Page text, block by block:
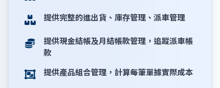
提供完整的進出貨、庫存管理、派車管理
提供現金結帳及月結帳款管理，追蹤派車帳
款
提供產品組合管理，計算每筆單據實際成本